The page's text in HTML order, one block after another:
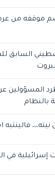
موقفه من
السابق
المسؤولين
بالنظام
فالينتبه